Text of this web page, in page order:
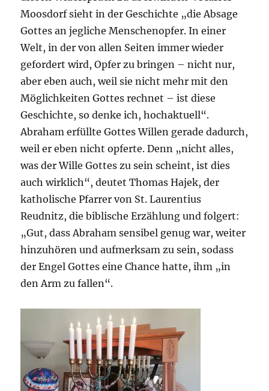
Moosdorf sieht in der Geschichte „die Absage
Gottes an jegliche Menschenopfer. In einer
Welt, in der von allen Seiten immer wieder
gefordert wird, Opfer zu bringen – nicht nur,
aber eben auch, weil sie nicht mehr mit den
Möglichkeiten Gottes rechnet – ist diese
Geschichte, so denke ich, hochaktuell“.
Abraham erfüllte Gottes Willen gerade dadurch,
weil er eben nicht opferte. Denn „nicht alles,
was der Wille Gottes zu sein scheint, ist dies
auch wirklich“, deutet Thomas Hajek, der
katholische Pfarrer von St. Laurentius
Reudnitz, die biblische Erzählung und folgert:
„Gut, dass Abraham sensibel genug war, weiter
hinzuhören und aufmerksam zu sein, sodass
der Engel Gottes eine Chance hatte, ihm „in
den Arm zu fallen“.